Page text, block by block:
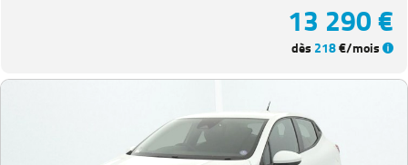
13 290 €
dès 218€/mois